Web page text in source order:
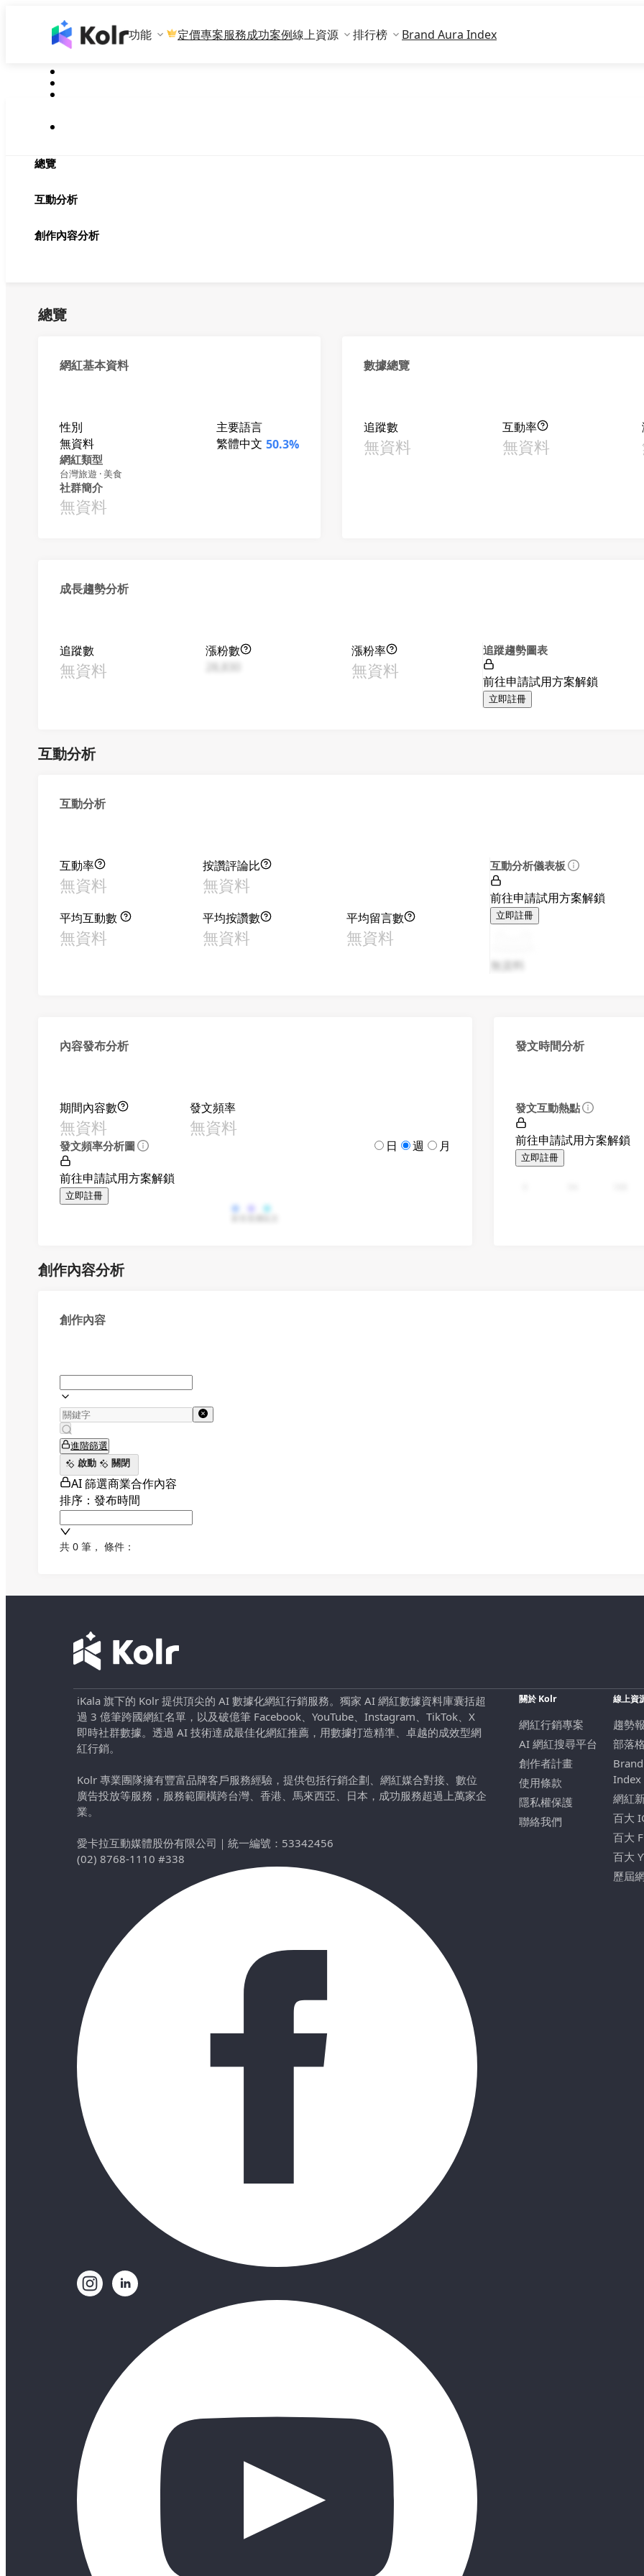
功能 定價專案服務成功案例線上資源 排行榜 Brand Aura Index
總覽
互動分析
創作內容分析
總覽
網紅基本資料
性別
無資料
主要語言
繁體中文 50.3%
網紅類型
台灣旅遊 · 美食
社群簡介
無資料
數據總覽
追蹤數
無資料
互動率
無資料
成長趨勢分析
追蹤數
無資料
漲粉數
漲粉率
無資料
追蹤趨勢圖表
前往申請試用方案解鎖
立即註冊
互動分析
互動分析
互動率
無資料
按讚評論比
無資料
平均互動數
無資料
平均按讚數
無資料
平均留言數
無資料
互動分析儀表板
前往申請試用方案解鎖
立即註冊
無資料
內容發布分析
期間內容數
無資料
發文頻率
無資料
發文頻率分析圖 日 週 月
前往申請試用方案解鎖
立即註冊
發文時間分析
發文互動熱點
前往申請試用方案解鎖
立即註冊
創作內容分析
創作內容
進階篩選
啟動
關閉
AI 篩選商業合作內容
排序：發布時間
共 0 筆 ， 條件：
iKala 旗下的 Kolr 提供頂尖的 AI 數據化網紅行銷服務。獨家 AI 網紅數據資料庫囊括超
過 3 億筆跨國網紅名單，以及破億筆 Facebook、YouTube、Instagram、TikTok、X
即時社群數據。透過 AI 技術達成最佳化網紅推薦，用數據打造精準、卓越的成效型網
紅行銷。
Kolr 專業團隊擁有豐富品牌客戶服務經驗，提供包括行銷企劃、網紅媒合對接、數位
廣告投放等服務，服務範圍橫跨台灣、香港、馬來西亞、日本，成功服務超過上萬家企
業。
愛卡拉互動媒體股份有限公司 ｜ 統一編號：53342456
(02) 8768-1110 #338
關於 Kolr
網紅行銷專案
AI 網紅搜尋平台
創作者計畫
使用條款
隱私權保護
聯絡我們
線上資
趨勢
部落格
Index
網紅
百大
百大
百大
歷屆